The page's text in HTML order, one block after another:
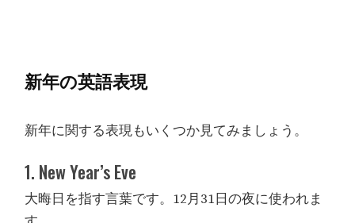
新年の英語表現
新年に関する表現もいくつか見てみましょう。
1. New Year’s Eve
大晦日を指す言葉です。12月31日の夜に使われま